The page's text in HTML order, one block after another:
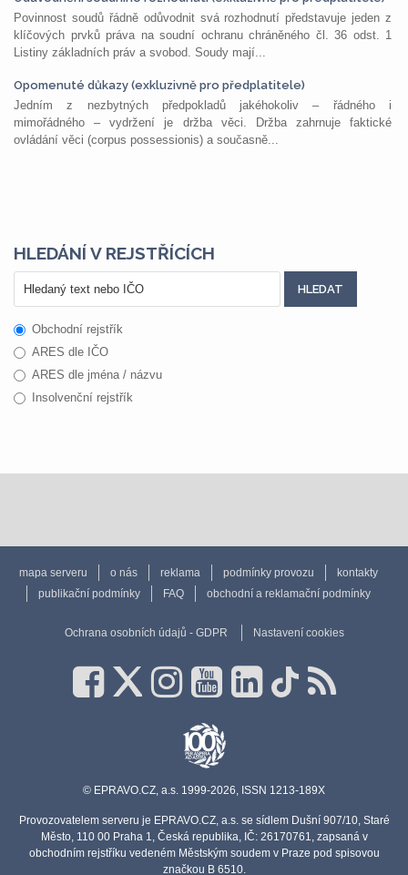
Povinnost soudů řádně odůvodnit svá rozhodnutí představuje jeden z
klíčových prvků práva na soudní ochranu chráněného čl. 36 odst. 1
Listiny základních práv a svobod. Soudy mají...
Opomenuté důkazy (exkluzivně pro předplatitele)
Jedním z nezbytných předpokladů jakéhokoliv – řádného i
mimořádného – vydržení je držba věci. Držba zahrnuje faktické
ovládání věci (corpus possessionis) a současně...
HLEDÁNÍ V REJSTŘÍCÍCH
Obchodní rejstřík
ARES dle IČO
ARES dle jména / názvu
Insolvenční rejstřík
mapa serveru o nás reklama podmínky provozu
kontakty
publikační podmínky
FAQ obchodní a reklamační podmínky
Ochrana osobních údajů - GDPR Nastavení cookies
© EPRAVO.CZ, a.s. 1999-2026, ISSN 1213-189X
Provozovatelem serveru je EPRAVO.CZ, a.s. se sídlem Dušní 907/10, Staré
Město, 110 00 Praha 1, Česká republika, IČ: 26170761, zapsaná v
obchodním rejstříku vedeném Městským soudem v Praze pod spisovou
značkou B 6510.